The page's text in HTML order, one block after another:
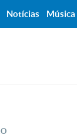
Notícias Música